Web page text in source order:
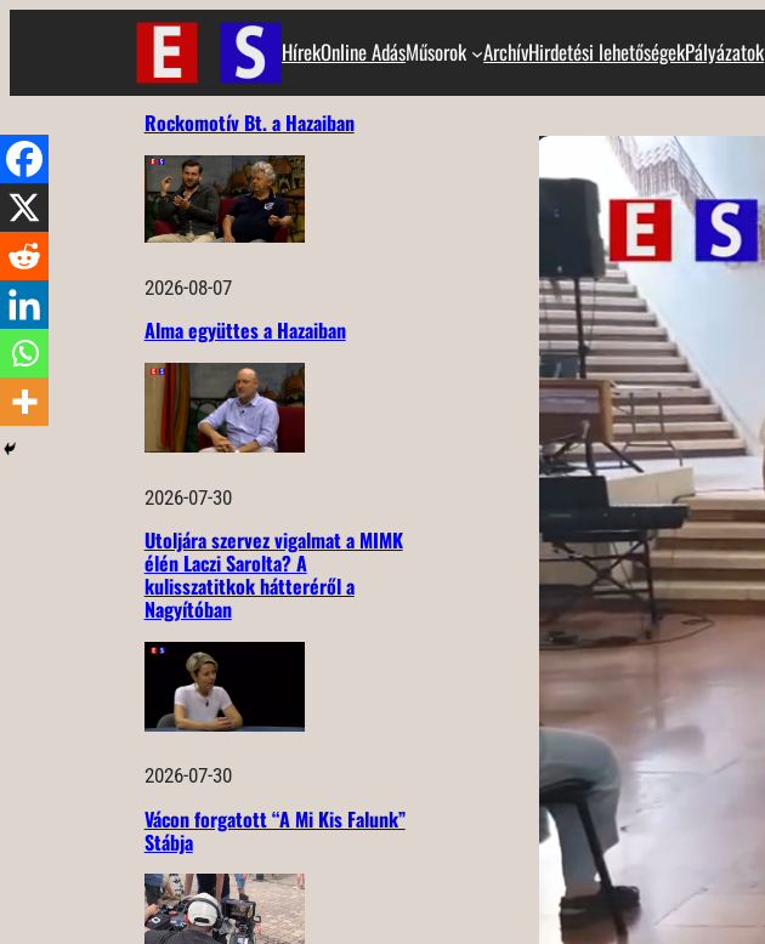
HírekOnline AdásMűsorok ArchívHirdetési lehetőségekPályázatok
Rockomotív Bt. a Hazaiban
2026-08-07
Alma együttes a Hazaiban
2026-07-30
Utoljára szervez vigalmat a MIMK
élén Laczi Sarolta? A
kulisszatitkok hátteréről a
Nagyítóban
2026-07-30
Vácon forgatott “A Mi Kis Falunk”
Stábja